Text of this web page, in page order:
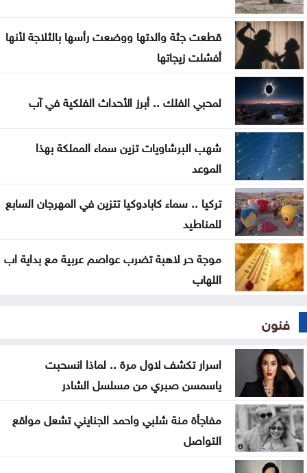
إيران: مفاوضات مضيق هرمز مع عُمان في مراحلها
النهائية
الرئيس الإيراني: صعوبة التواصل مع المرشد مجتبى
خامنئي
لجنة "4+4" الليبية تتوصل لاتفاق بشأن تعيين رئيس
مفوضية الانتخابات
قطعت جثة والدتها ووضعت رأسها بالثلاجة لأنها
أفشلت زيجاتها
لمحبي الفلك .. أبرز الأحداث الفلكية في آب
شهب البرشاويات تزين سماء المملكة بهذا
الموعد
تركيا .. سماء كابادوكيا تتزين في المهرجان السابع
للمناطيد
موجة حر لاهبة تضرب عواصم عربية مع بداية اب
اللهاب
فنون
اسرار تكشف لاول مرة .. لماذا انسحبت
ياسمسن صبري من مسلسل الشادر
مفاجأة منة شلبي واحمد الجنايني تشعل مواقع
التواصل